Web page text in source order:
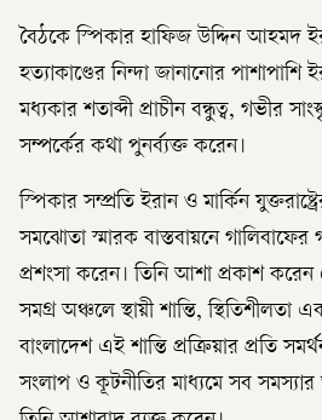
বৈঠকে স্পিকার হাফিজ উদ্দিন আহমদ
হত্যাকাণ্ডের নিন্দা জানানোর পাশাপাশি
মধ্যকার শতাব্দী প্রাচীন বন্ধুত্ব, গভীর
সম্পর্কের কথা পুনর্ব্যক্ত করেন।
স্পিকার সম্প্রতি ইরান ও মার্কিন
সমঝোতা স্মারক বাস্তবায়নে
প্রশংসা করেন। তিনি আশা প্রকাশ
সমগ্র অঞ্চলে স্থায়ী শান্তি, স্থিতিশীলতা
বাংলাদেশ এই শান্তি প্রক্রিয়ার প্রতি
সংলাপ ও কূটনীতির মাধ্যমে সব সমস্যার